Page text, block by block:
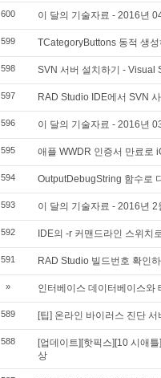
600 이 달의 기술자료 - 2016년
599 TCategoryButtons 동적 생
598 SVN 서버 설치하기 - Visual
597 RAD Studio IDE에서 SVN
596 이 달의 기술자료 - 2016년
595 애플 WWDR 인증서 만료로
594 OutputDebugString 함수로
593 이 달의 기술자료 - 2016년 2
592 IDE의 -r 커맨드라인 스위치
591 RAD Studio 빌드번호 확인
» 인터베이스 데이터베이스와
589 [팁] 온라인 바이러스 진단
588
[업데이트][핫픽스][10 시애
상